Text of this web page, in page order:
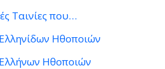
Ταινίες που…
Ηθοποιών
Ηθοποιών